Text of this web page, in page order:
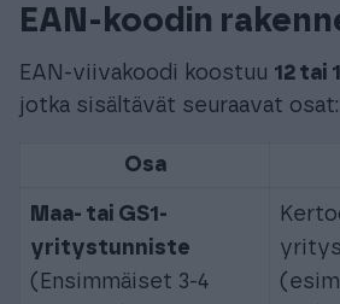
EAN-koodin
EAN-viivakoodi koostuu 12 tai
jotka sisältävät seuraavat osat:
Osa
Maa- tai GS1-
yritystunniste
(Ensimmäiset 3-4